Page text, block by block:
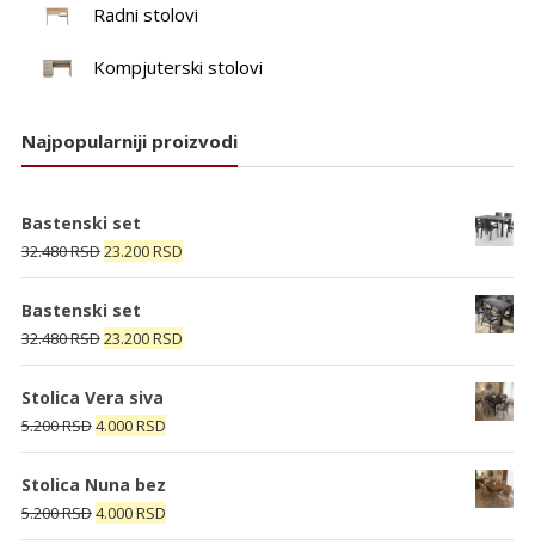
Radni stolovi
Kompjuterski stolovi
Najpopularniji proizvodi
Bastenski set
32.480RSDOriginalna
cena
je
bila:
32.480 RSD.
23.200RSDTrenutna
cena
23.200 RSD.
Bastenski set
32.480RSDOriginalna
cena
je
bila:
32.480 RSD.
23.200RSDTrenutna
cena
Stolica Vera siva
5.200RSDOriginalna
cena
je
bila:
5.200 RSD.
4.000RSDTrenutna
cena
je:
4.000 RSD.
Stolica Nuna bez
5.200RSDOriginalna
cena
4.000RSDTrenutna
cena